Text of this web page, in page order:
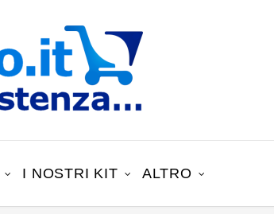
I NOSTRI KIT ALTRO